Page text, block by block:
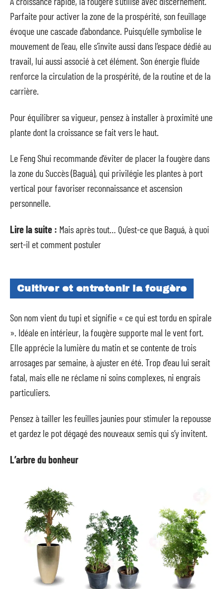
Parfaite pour activer la zone de la prospérité, son feuillage
évoque une cascade d’abondance. Puisqu’elle symbolise le
mouvement de l’eau, elle s’invite aussi dans l’espace dédié au
travail, lui aussi associé à cet élément. Son énergie fluide
renforce la circulation de la prospérité, de la routine et de la
carrière.
Pour équilibrer sa vigueur, pensez à installer à proximité une
plante dont la croissance se fait vers le haut.
Le Feng Shui recommande d’éviter de placer la fougère dans
la zone du Succès (Baguá), qui privilégie les plantes à port
vertical pour favoriser reconnaissance et ascension
personnelle.
Lire la suite : Mais après tout… Qu’est-ce que Baguá, à quoi
sert-il et comment postuler
Cultiver et entretenir la fougère
Son nom vient du tupi et signifie « ce qui est tordu en spirale
». Idéale en intérieur, la fougère supporte mal le vent fort.
Elle apprécie la lumière du matin et se contente de trois
arrosages par semaine, à ajuster en été. Trop d’eau lui serait
fatal, mais elle ne réclame ni soins complexes, ni engrais
particuliers.
Pensez à tailler les feuilles jaunies pour stimuler la repousse
et gardez le pot dégagé des nouveaux semis qui s’y invitent.
L’arbre du bonheur